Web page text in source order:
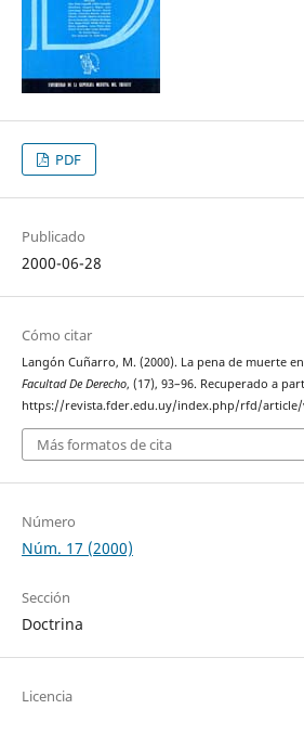
PDF
Publicado
2000-06-28
Cómo citar
Langón Cuñarro, M. (2000). La pena de muerte
Facultad De Derecho, (17), 93–96. Recuperado a
https://revista.fder.edu.uy/index.php/rfd/article/
Más formatos de cita
Número
Núm. 17 (2000)
Sección
Doctrina
Licencia